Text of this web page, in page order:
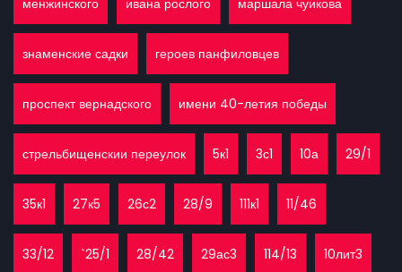
менжинского ивана рослого маршала чуикова
знаменские садки героев панфиловцев
проспект вернадского имени 40-летия победы
стрельбищенскии переулок 5к1 3с1 10а 29/1
35к1 27к5 26с2 28/9 111к1 11/46
33/12 `25/1 28/42 29ас3 114/13 10лит3